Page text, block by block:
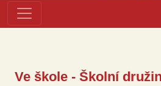
Ve škole - Školní